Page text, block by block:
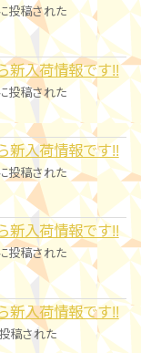
投稿された
新入荷情報です!!
投稿された
新入荷情報です!!
投稿された
新入荷情報です!!
投稿された
新入荷情報です!!
稿された